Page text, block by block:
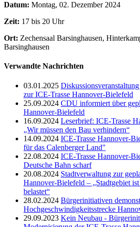
Datum: Montag, 02. Dezember 2024
Zeit: 17 bis 20 Uhr
Ort: Zechensaal Barsinghausen,
Barsinghausen
Verwandte Nachrichten
03.01.2025
zur ICE-Trasse Hannover-Bielefeld
25.09.2024 CDU informiert über
Hannover-Bielefeld
16.09.2024 Leserbrief: ICE-Trasse
„Wir müssen den Bau verhindern“
14.09.2024 ICE-Trasse Hannover-
für das Calenberger Land"
22.08.2024 ICE-Trasse Hannover-
Deutsche Bahn scharf
20.08.2024 Stadtverwaltung zur
Hannover-Bielefeld – „Stadtgebiet
belastet“
28.02.2024 Bürgerinitiativen
Hochgeschwindigkeitsstrecke
29.09.2023 Kein Neubau -